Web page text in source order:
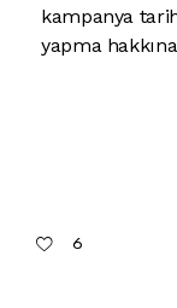
kampanya
yapma
6